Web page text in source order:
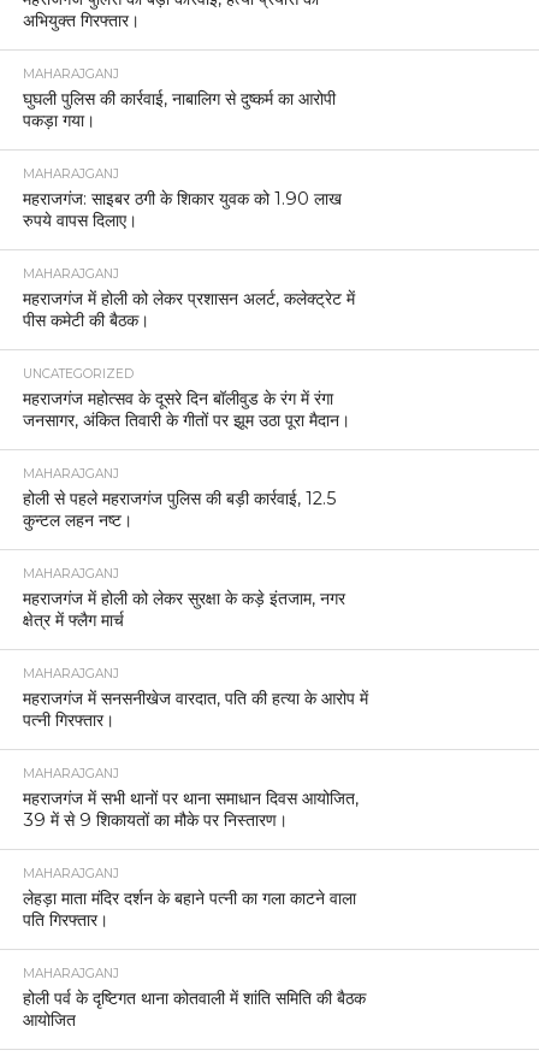
अभियुक्त गिरफ्तार।
MAHARAJGANJ
घुघली पुलिस की कार्रवाई, नाबालिग से दुष्कर्म का आरोपी
पकड़ा गया।
MAHARAJGANJ
महराजगंज: साइबर ठगी के शिकार युवक को 1.90 लाख
रुपये वापस दिलाए।
MAHARAJGANJ
महराजगंज में होली को लेकर प्रशासन अलर्ट, कलेक्ट्रेट में
पीस कमेटी की बैठक।
UNCATEGORIZED
महराजगंज महोत्सव के दूसरे दिन बॉलीवुड के रंग में रंगा
जनसागर, अंकित तिवारी के गीतों पर झूम उठा पूरा मैदान।
MAHARAJGANJ
होली से पहले महराजगंज पुलिस की बड़ी कार्रवाई, 12.5
कुन्टल लहन नष्ट।
MAHARAJGANJ
महराजगंज में होली को लेकर सुरक्षा के कड़े इंतजाम, नगर
क्षेत्र में फ्लैग मार्च
MAHARAJGANJ
महराजगंज में सनसनीखेज वारदात, पति की हत्या के आरोप में
पत्नी गिरफ्तार।
MAHARAJGANJ
महराजगंज में सभी थानों पर थाना समाधान दिवस आयोजित,
39 में से 9 शिकायतों का मौके पर निस्तारण।
MAHARAJGANJ
लेहड़ा माता मंदिर दर्शन के बहाने पत्नी का गला काटने वाला
पति गिरफ्तार।
MAHARAJGANJ
होली पर्व के दृष्टिगत थाना कोतवाली में शांति समिति की बैठक
आयोजित